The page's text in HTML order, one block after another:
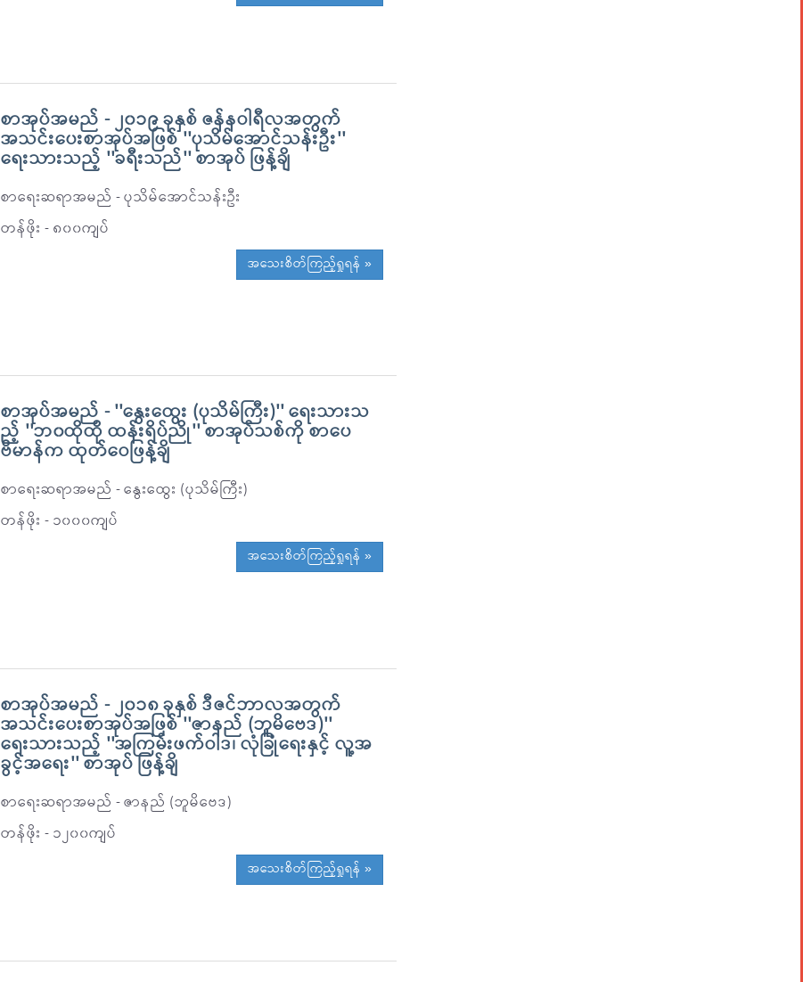
စာအုပ်အမည် - ၂၀၁၉ ခုနှစ် ဇန်နဝါရီလအတွက်
အသင်းပေးစာအုပ်အဖြစ် ''ပုသိမ်အောင်သန်းဦး''
ရေးသားသည့် ''ခရီးသည်'' စာအုပ် ဖြန့်ချိ
စာရေးဆရာအမည် - ပုသိမ်အောင်သန်းဦး
တန်ဖိုး - ၈၀၀ကျပ်
အသေးစိတ်ကြည့်ရှုရန် »
စာအုပ်အမည် - ''နွေးထွေး (ပုသိမ်ကြီး)'' ရေးသားသ
ည့် ''ဘ၀ထိုထို ထန်းရိပ်ညို'' စာအုပ်သစ်ကို စာပေ
ဗိမာန်က ထုတ်ဝေဖြန့်ချိ
စာရေးဆရာအမည် - နွေးထွေး (ပုသိမ်ကြီး)
တန်ဖိုး - ၁၀၀၀ကျပ်
အသေးစိတ်ကြည့်ရှုရန် »
စာအုပ်အမည် - ၂၀၁၈ ခုနှစ် ဒီဇင်ဘာလအတွက်
အသင်းပေးစာအုပ်အဖြစ် ''ဇာနည် (ဘူမိဗေဒ)''
ရေးသားသည့် ''အကြမ်းဖက်ဝါဒ၊ လုံခြုံရေးနှင့် လူ့အ
ခွင့်အရေး'' စာအုပ် ဖြန့်ချိ
စာရေးဆရာအမည် - ဇာနည် (ဘူမိဗေဒ)
တန်ဖိုး - ၁၂၀၀ကျပ်
အသေးစိတ်ကြည့်ရှုရန် »